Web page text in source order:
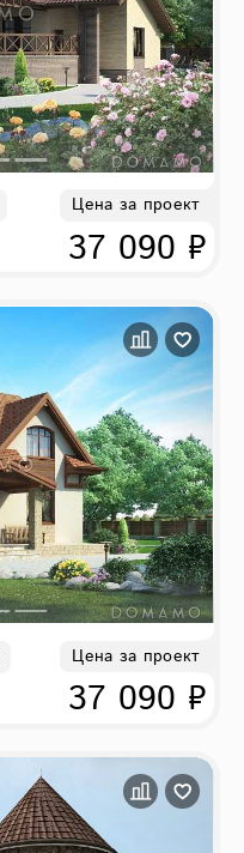
Цена за проект
37 090 ₽
Цена за проект
37 090 ₽